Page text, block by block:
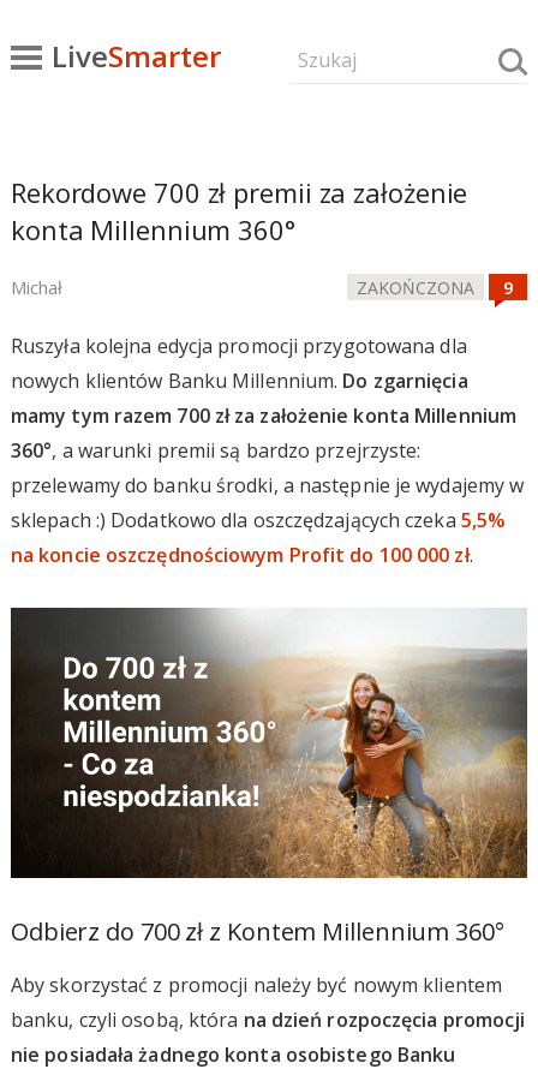
LiveSmarter
Rekordowe 700 zł premii za założenie
konta Millennium 360°
Michał ZAKOŃCZONA
Ruszyła kolejna edycja promocji przygotowana dla
nowych klientów Banku Millennium. Do zgarnięcia
mamy tym razem 700 zł za założenie konta Millennium
360°, a warunki premii są bardzo przejrzyste:
przelewamy do banku środki, a następnie je wydajemy w
sklepach :) Dodatkowo dla oszczędzających czeka 5,5%
na koncie oszczędnościowym Profit do 100 000 zł.
Odbierz do 700 zł z Kontem Millennium 360°
Aby skorzystać z promocji należy być nowym klientem
banku, czyli osobą, która na dzień rozpoczęcia promocji
nie posiadała żadnego konta osobistego Banku